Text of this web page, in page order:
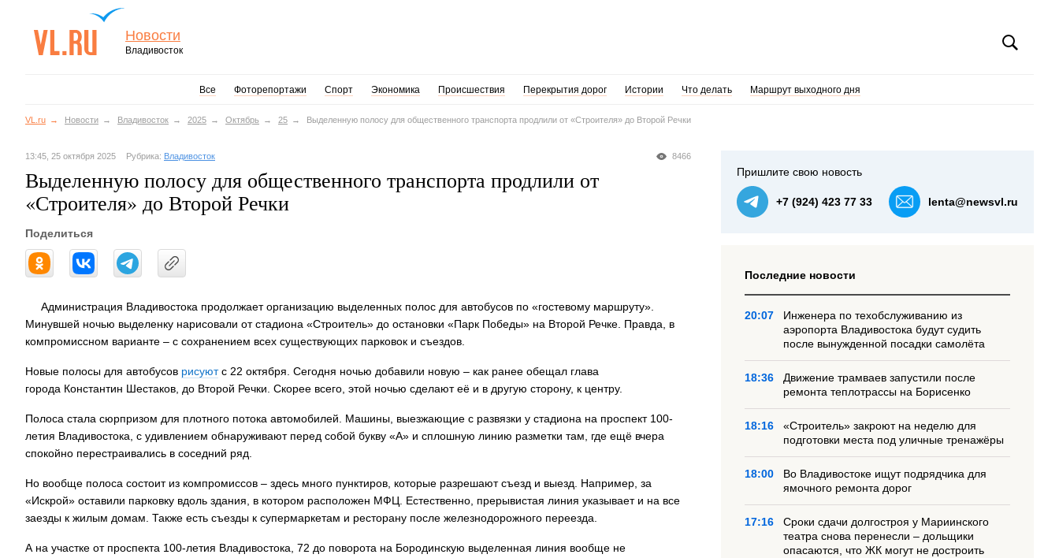
Новости
Владивосток
Все Фоторепортажи Спорт Экономика Происшествия Перекрытия дорог Истории Что делать Маршрут выходного дня
VL.ru Новости Владивосток 2025 Октябрь 25 Выделенную полосу для общественного транспорта продлили от «Строителя» до Второй Речки
8466
13:45, 25 октября 2025 Рубрика: Владивосток
Выделенную полосу для общественного транспорта продлили от
«Строителя» до Второй Речки
Поделиться
Администрация Владивостока продолжает организацию выделенных полос для автобусов по «гостевому маршруту».
Минувшей ночью выделенку нарисовали от стадиона «Строитель» до остановки «Парк Победы» на Второй Речке. Правда, в
компромиссном варианте – с сохранением всех существующих парковок и съездов.
Новые полосы для автобусов рисуютс 22 октября. Сегодня ночью добавили новую – как ранее обещал глава
города Константин Шестаков, до Второй Речки. Скорее всего, этой ночью сделают её и в другую сторону, к центру.
Полоса стала сюрпризом для плотного потока автомобилей. Машины, выезжающие с развязки у стадиона на проспект 100-
летия Владивостока, с удивлением обнаруживают перед собой букву «А» и сплошную линию разметки там, где ещё вчера
спокойно перестраивались в соседний ряд.
Но вообще полоса состоит из компромиссов – здесь много пунктиров, которые разрешают съезд и выезд. Например, за
«Искрой» оставили парковку вдоль здания, в котором расположен МФЦ. Естественно, прерывистая линия указывает и на все
заезды к жилым домам. Также есть съезды к супермаркетам и ресторану после железнодорожного переезда.
А на участке от проспекта 100-летия Владивостока, 72 до поворота на Бородинскую выделенная линия вообще не
Пришлите свою новость
+7 (924) 423 77 33 lenta@newsvl.ru
Последние новости
20:07
Инженера по техобслуживанию из
аэропорта Владивостока будут судить
после вынужденной посадки самолёта
18:36
Движение трамваев запустили после
ремонта теплотрассы на Борисенко
18:16
«Строитель» закроют на неделю для
подготовки места под уличные тренажёры
18:00
Во Владивостоке ищут подрядчика для
ямочного ремонта дорог
17:16
Сроки сдачи долгостроя у Мариинского
театра снова перенесли – дольщики
опасаются, что ЖК могут не достроить